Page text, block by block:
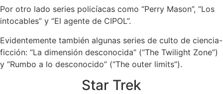
Por otro lado series policíacas como “Perry Mason”, “Los
intocables” y “El agente de CIPOL”.
Evidentemente también algunas series de culto de ciencia-
ficción: “La dimensión desconocida” (“The Twilight Zone”)
y “Rumbo a lo desconocido” (“The outer limits”).
Star Trek